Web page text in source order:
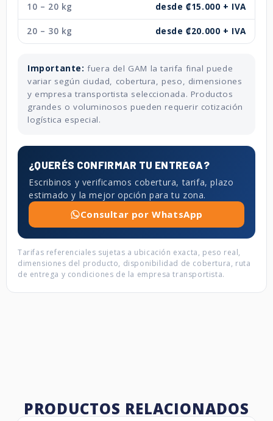
10 – 20 kg desde ₡15.000 + IVA
20 – 30 kg desde ₡20.000 + IVA
Importante: fuera del GAM la tarifa final puede
variar según ciudad, cobertura, peso, dimensiones
y empresa transportista seleccionada. Productos
grandes o voluminosos pueden requerir cotización
logística especial.
¿QUERÉS CONFIRMAR TU ENTREGA?
Escribinos y verificamos cobertura, tarifa, plazo
estimado y la mejor opción para tu zona.
Consultar por WhatsApp
Tarifas referenciales sujetas a ubicación exacta, peso real,
dimensiones del producto, disponibilidad de cobertura, ruta
de entrega y condiciones de la empresa transportista.
PRODUCTOS RELACIONADOS